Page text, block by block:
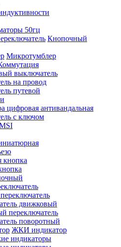
50гц
Кнопочный
Микротумблер
выключатель
на провод
путевой
цифровая антивандальная
с ключом
кнопка
движковый
переключатель
поворотный
ЖКИ индикатор
индикаторы